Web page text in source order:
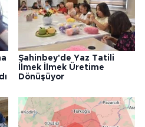
Şahinbey'de Yaz Tatili
İlmek İlmek Üretime
Dönüşüyor